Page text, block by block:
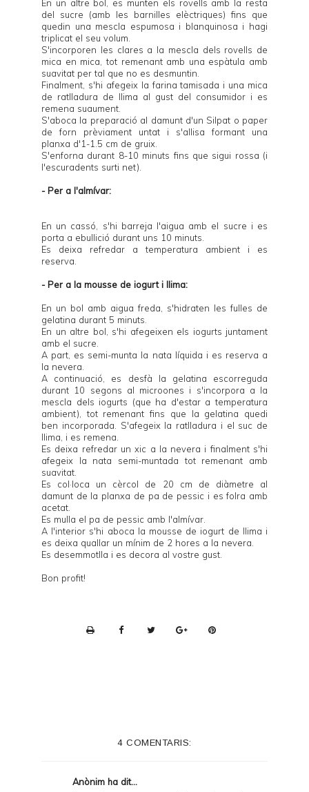
En un altre bol, es munten els rovells amb la resta
del sucre (amb les barnilles elèctriques) fins que
quedin una mescla espumosa i blanquinosa i hagi
triplicat el seu volum.
S'incorporen les clares a la mescla dels rovells de
mica en mica, tot remenant amb una espàtula amb
suavitat per tal que no es desmuntin.
Finalment, s'hi afegeix la farina tamisada i una mica
de ratlladura de llima al gust del consumidor i es
remena suaument.
S'aboca la preparació al damunt d'un Silpat o paper
de forn prèviament untat i s'allisa formant una
planxa d'1-1.5 cm de gruix.
S'enforna durant 8-10 minuts fins que sigui rossa (i
l'escuradents surti net).
- Per a l'almívar:
En un cassó, s'hi barreja l'aigua amb el sucre i es
porta a ebullició durant uns 10 minuts.
Es deixa refredar a temperatura ambient i es
reserva.
- Per a la mousse de iogurt i llima:
En un bol amb aigua freda, s'hidraten les fulles de
gelatina durant 5 minuts.
En un altre bol, s'hi afegeixen els iogurts juntament
amb el sucre.
A part, es semi-munta la nata líquida i es reserva a
la nevera.
A continuació, es desfà la gelatina escorreguda
durant 10 segons al microones i s'incorpora a la
mescla dels iogurts (que ha d'estar a temperatura
ambient), tot remenant fins que la gelatina quedi
ben incorporada. S'afegeix la ratlladura i el suc de
llima, i es remena.
Es deixa refredar un xic a la nevera i finalment s'hi
afegeix la nata semi-muntada tot remenant amb
suavitat.
Es col·loca un cèrcol de 20 cm de diàmetre al
damunt de la planxa de pa de pessic i es folra amb
acetat.
Es mulla el pa de pessic amb l'almívar.
A l'interior s'hi aboca la mousse de iogurt de llima i
es deixa quallar un mínim de 2 hores a la nevera.
Es desemmotlla i es decora al vostre gust.
Bon profit!
4 COMENTARIS:
Anònim ha dit...